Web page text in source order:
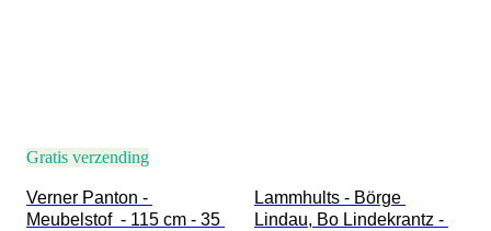
Gratis verzending
Verner Panton -
Meubelstof  - 115 cm - 35
Lammhults - Börge
Lindau, Bo Lindekrantz -